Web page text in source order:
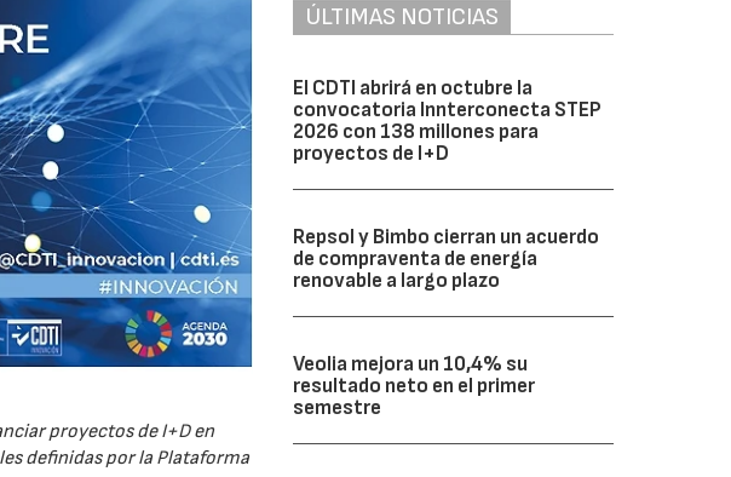
proyectos de I+D en
definidas por la Plataforma
ÚLTIMAS NOTICIAS
El CDTI abrirá en octubre la
convocatoria Innterconecta STEP
2026 con 138 millones para
proyectos de I+D
Repsol y Bimbo cierran un acuerdo
de compraventa de energía
renovable a largo plazo
Veolia mejora un 10,4% su
resultado neto en el primer
semestre